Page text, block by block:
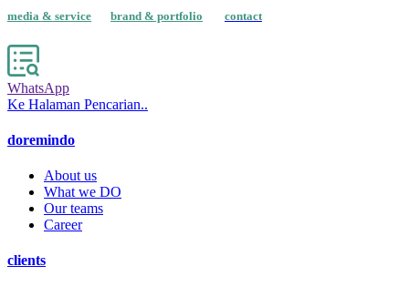
media & service brand & portfolio contact
WhatsApp
Ke Halaman Pencarian..
doremindo
About us
What we DO
Our teams
Career
clients